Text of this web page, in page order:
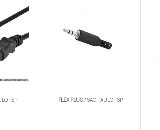
- SP FLEX PLUG/ SÃO PAULO - SP